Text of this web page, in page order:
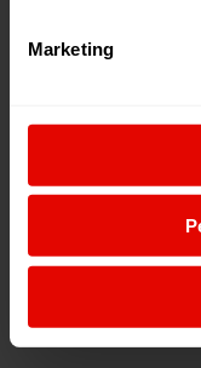
Marketing